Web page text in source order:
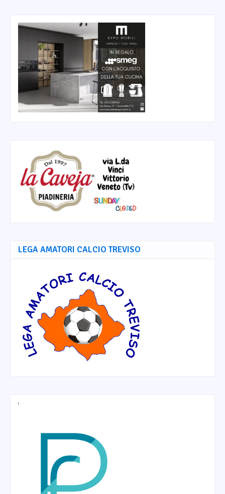
LEGA AMATORI CALCIO TREVISO